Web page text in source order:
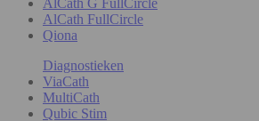
AlCath FullCircle
Qiona
Diagnostieken
ViaCath
MultiCath
Qubic Stim